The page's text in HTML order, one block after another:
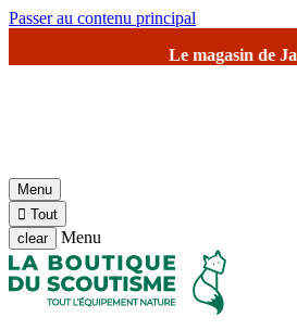
Passer au contenu principal
Le magasin de Jambville et
Menu
 Tout
clear
Menu